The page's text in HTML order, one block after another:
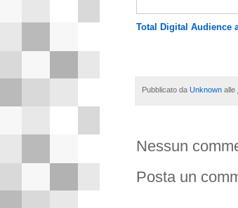
Total Digital Audience
Pubblicato da Unknown alle
Nessun
Posta un